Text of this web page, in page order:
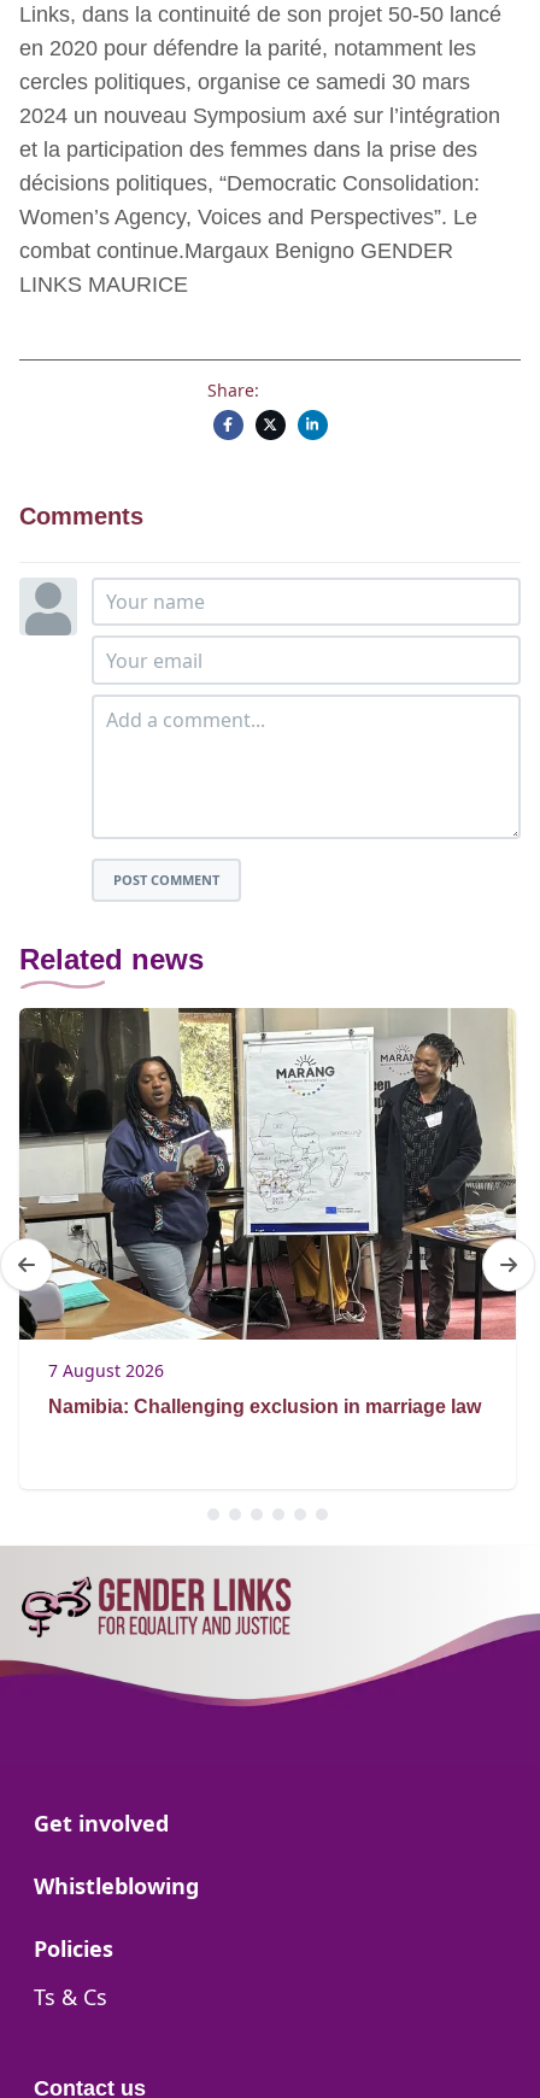
Links, dans la continuité de son projet 50-50 lancé
en 2020 pour défendre la parité, notamment les
cercles politiques, organise ce samedi 30 mars
2024 un nouveau Symposium axé sur l’intégration
et la participation des femmes dans la prise des
décisions politiques, “Democratic Consolidation:
Women’s Agency, Voices and Perspectives”. Le
combat continue.Margaux Benigno GENDER
LINKS MAURICE
Share:
Comments
POST COMMENT
Related news
7 August 2026
Namibia: Challenging exclusion in marriage law
Go to:
Get involved
Go to:
Whistleblowing
Go to:
Policies
Go to:
Ts & Cs
Contact us